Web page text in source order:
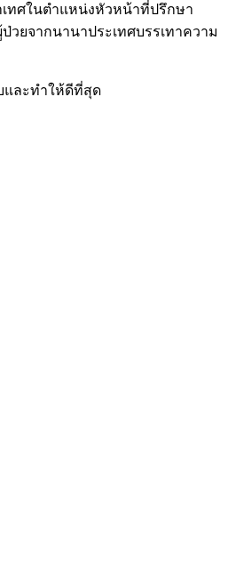
เทศในตำแหน่งหัวหน้าที่ปรึกษา
ยจากนานาประเทศบรรเทาความ
และทำให้ดีที่สุด